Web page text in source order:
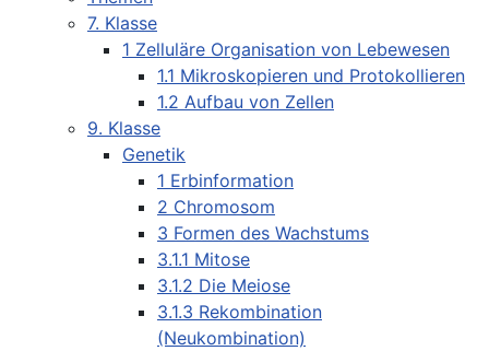
7. Klasse
1 Zelluläre Organisation von Lebewesen
1.1 Mikroskopieren und Protokollieren
1.2 Aufbau von Zellen
9. Klasse
Genetik
1 Erbinformation
2 Chromosom
3 Formen des Wachstums
3.1.1 Mitose
3.1.2 Die Meiose
3.1.3 Rekombination
(Neukombination)